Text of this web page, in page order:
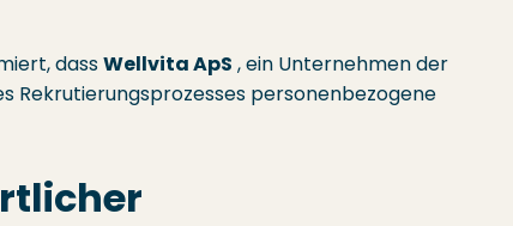
dassWellvita ApS , ein Unternehmen der
Rekrutierungsprozesses personenbezogene